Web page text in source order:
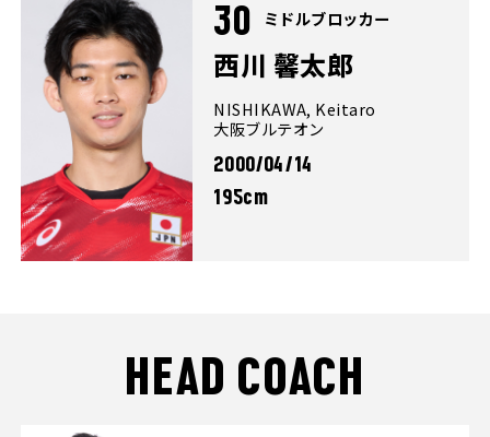
30 ミドルブロッカー
西川 馨太郎
NISHIKAWA, Keitaro
大阪ブルテオン
2000/04/14
195cm
HEAD COACH